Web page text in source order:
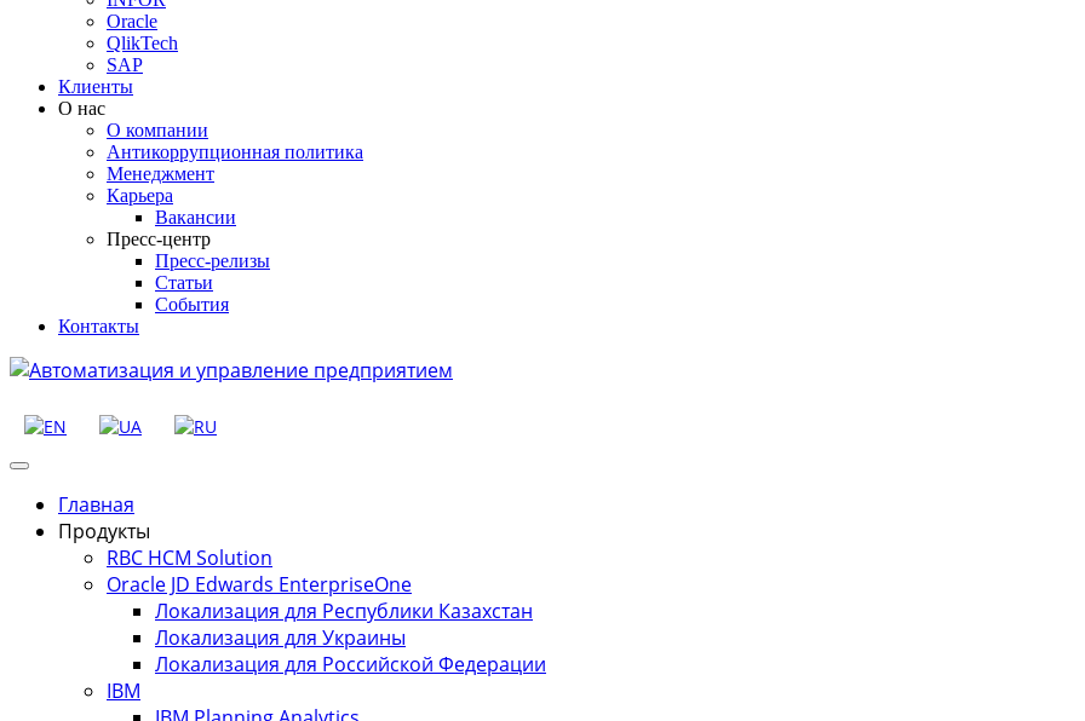
Oracle
QlikTech
SAP
Клиенты
О нас
О компании
Антикоррупционная политика
Менеджмент
Карьера
Вакансии
Пресс-центр
Пресс-релизы
Статьи
События
Контакты
Главная
Продукты
RBC HCM Solution
Oracle JD Edwards EnterpriseOne
Локализация для Республики Казахстан
Локализация для Украины
Локализация для Российской Федерации
IBM